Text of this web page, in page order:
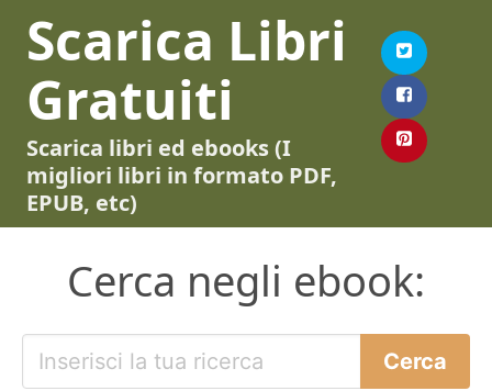
Scarica Libri
Gratuiti
Scarica libri ed ebooks (I
migliori libri in formato PDF,
EPUB, etc)
Cerca negli ebook: